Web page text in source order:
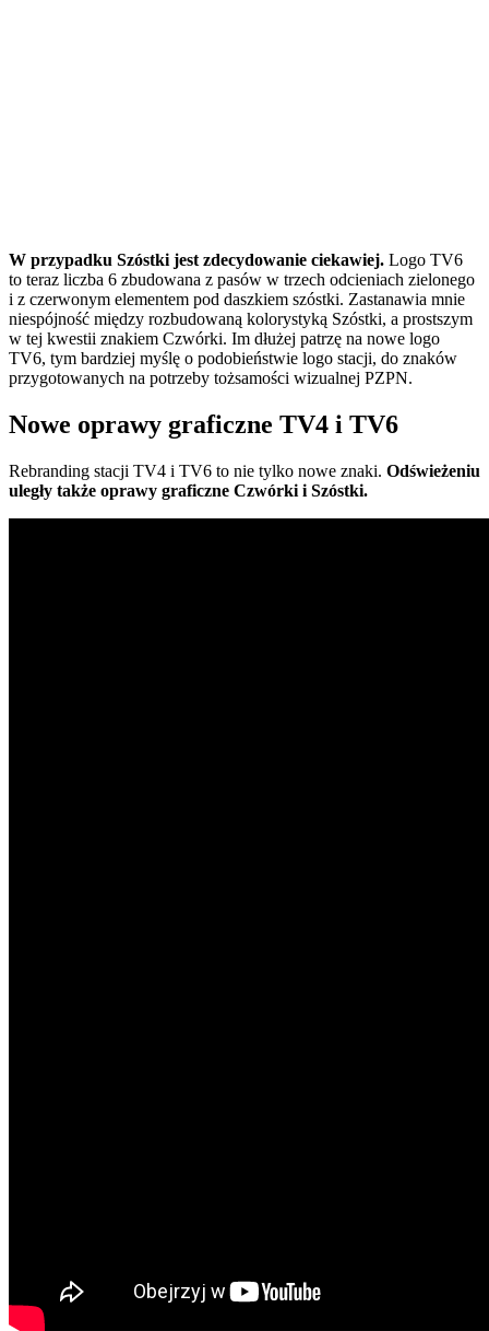
W przypadku Szóstki jest zdecydowanie ciekawiej. Logo TV6
to teraz liczba 6 zbudowana z pasów w trzech odcieniach zielonego
i z czerwonym elementem pod daszkiem szóstki. Zastanawia mnie
niespójność między rozbudowaną kolorystyką Szóstki, a prostszym
w tej kwestii znakiem Czwórki. Im dłużej patrzę na nowe logo
TV6, tym bardziej myślę o podobieństwie logo stacji, do znaków
przygotowanych na potrzeby tożsamości wizualnej PZPN.
Nowe oprawy graficzne TV4 i TV6
Rebranding stacji TV4 i TV6 to nie tylko nowe znaki. Odświeżeniu
uległy także oprawy graficzne Czwórki i Szóstki.